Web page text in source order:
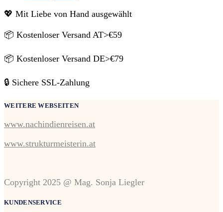
💖 Mit Liebe von Hand ausgewählt
📦 Kostenloser Versand AT>€59
📦 Kostenloser Versand DE>€79
🔒 Sichere SSL-Zahlung
WEITERE WEBSEITEN
www.nachindienreisen.at
www.strukturmeisterin.at
Copyright 2025 @ Mag. Sonja Liegler
KUNDENSERVICE